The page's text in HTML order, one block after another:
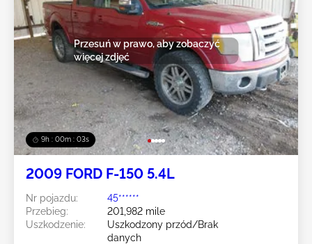
9h : 00m : 01s
Przesuń w prawo, aby zobaczyć
więcej zdjęć
2009 FORD F-150 5.4L
Nr pojazdu:
45******
Przebieg:
201,982 mile
Uszkodzenie:
Uszkodzony przód/Brak
danych